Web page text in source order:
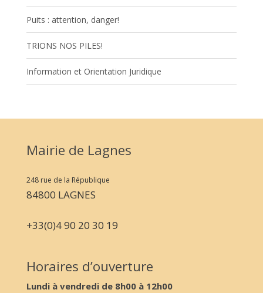
Puits : attention, danger!
TRIONS NOS PILES!
Information et Orientation Juridique
Mairie de Lagnes
248 rue de la République
84800 LAGNES
+33(0)4 90 20 30 19
Horaires d’ouverture
Lundi à vendredi de 8h00 à 12h00